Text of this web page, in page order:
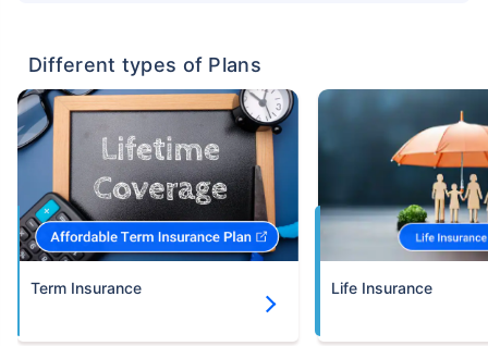
Different types of Plans
Term Insurance Life Insurance